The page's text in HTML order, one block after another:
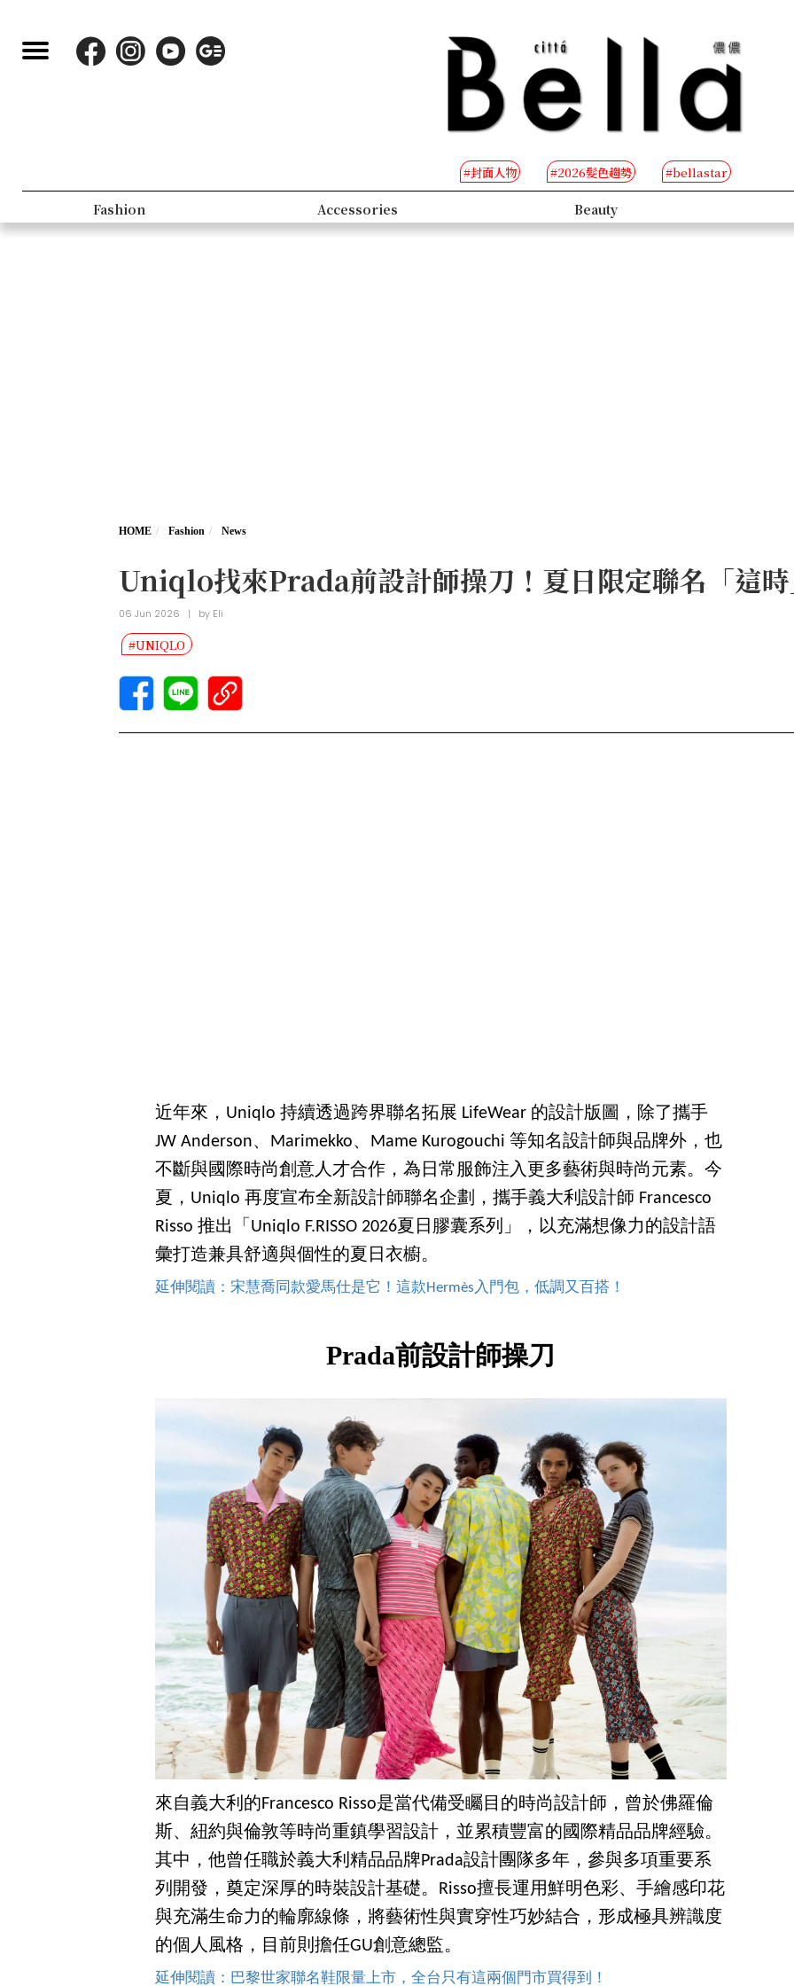
#封面人物 #2026髮色趨勢 #bellastar
Fashion Accessories Beauty
HOME Fashion News
Uniqlo找來Prada前設計師操刀！夏日限定聯名「這
06 Jun 2026 | by Eli
#UNIQLO
近年來，Uniqlo 持續透過跨界聯名拓展 LifeWear 的設計版圖，除了攜手
JW Anderson、Marimekko、Mame Kurogouchi 等知名設計師與品牌外，也
不斷與國際時尚創意人才合作，為日常服飾注入更多藝術與時尚元素。今
夏，Uniqlo 再度宣布全新設計師聯名企劃，攜手義大利設計師 Francesco
Risso 推出「Uniqlo F.RISSO 2026夏日膠囊系列」，以充滿想像力的設計語
彙打造兼具舒適與個性的夏日衣櫥。
延伸閱讀：宋慧喬同款愛馬仕是它！這款Hermès入門包，低調又百搭！
Prada前設計師操刀
來自義大利的Francesco Risso是當代備受矚目的時尚設計師，曾於佛羅倫
斯、紐約與倫敦等時尚重鎮學習設計，並累積豐富的國際精品品牌經驗。
其中，他曾任職於義大利精品品牌Prada設計團隊多年，參與多項重要系
列開發，奠定深厚的時裝設計基礎。Risso擅長運用鮮明色彩、手繪感印花
與充滿生命力的輪廓線條，將藝術性與實穿性巧妙結合，形成極具辨識度
的個人風格，目前則擔任GU創意總監。
延伸閱讀：巴黎世家聯名鞋限量上市，全台只有這兩個門市買得到！